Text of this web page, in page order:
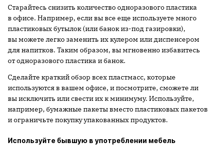
Старайтесь снизить количество одноразового пластика
в офисе. Например, если вы все еще используете много
пластиковых бутылок (или банок из-под газировки),
вы можете легко заменить их кулером или диспенсером
для напитков. Таким образом, вы мгновенно избавитесь
от одноразового пластика и банок.
Сделайте краткий обзор всех пластмасс, которые
используются в вашем офисе, и посмотрите, сможете ли
вы исключить или свести их к минимуму. Используйте,
например, бумажные пакеты вместо пластиковых пакетов
и ограничьте покупку упакованных продуктов.
Используйте бывшую в употреблении мебель